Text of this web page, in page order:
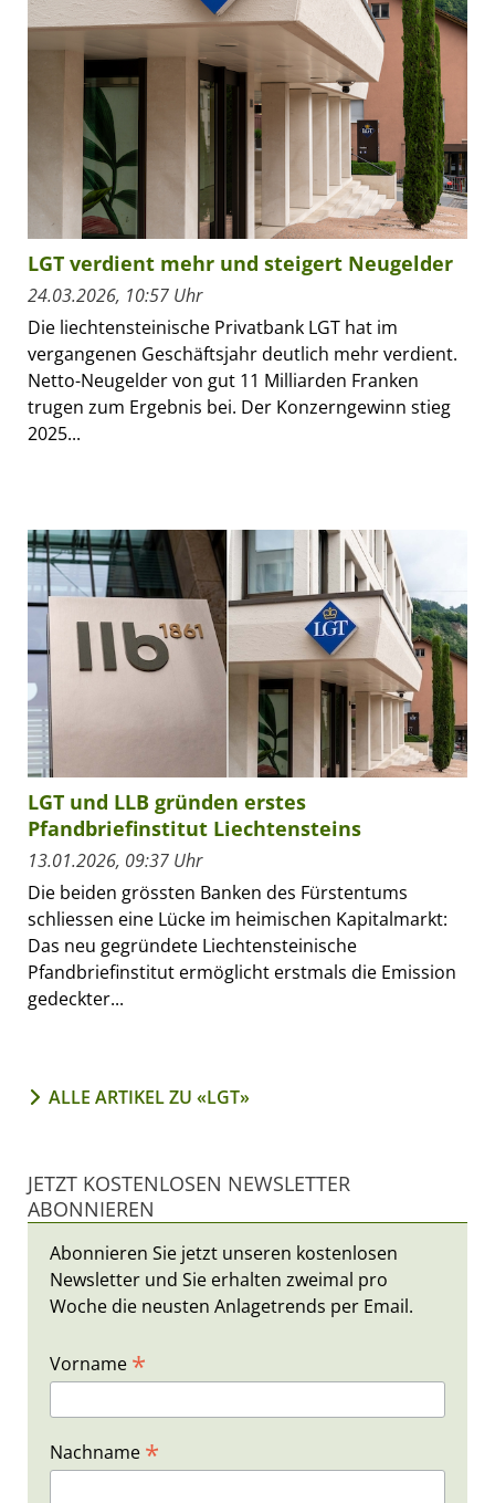
LGT verdient mehr und steigert Neugelder
24.03.2026, 10:57 Uhr
Die liechtensteinische Privatbank LGT hat im
vergangenen Geschäftsjahr deutlich mehr verdient.
Netto-Neugelder von gut 11 Milliarden Franken
trugen zum Ergebnis bei. Der Konzerngewinn stieg
2025...
LGT und LLB gründen erstes
Pfandbriefinstitut Liechtensteins
13.01.2026, 09:37 Uhr
Die beiden grössten Banken des Fürstentums
schliessen eine Lücke im heimischen Kapitalmarkt:
Das neu gegründete Liechtensteinische
Pfandbriefinstitut ermöglicht erstmals die Emission
gedeckter...
ALLE ARTIKEL ZU «LGT»
JETZT KOSTENLOSEN NEWSLETTER
ABONNIEREN
Abonnieren Sie jetzt unseren kostenlosen
Newsletter und Sie erhalten zweimal pro
Woche die neusten Anlagetrends per Email.
Vorname *
Nachname *